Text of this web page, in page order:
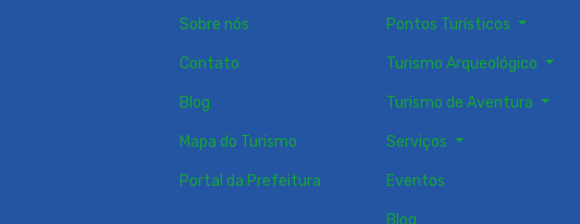
Sobre nós
Contato
Blog
Mapa do Turismo
Portal da Prefeitura
Pontos Turísticos
Turismo Arqueológico
Turismo de Aventura
Serviços
Eventos
Blog